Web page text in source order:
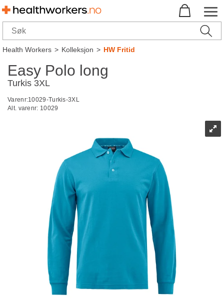
Health Workers>Kolleksjon>HW Fritid
Easy Polo long
Turkis 3XL
Varenr:10029-Turkis-3XL
Alt. varenr: 10029